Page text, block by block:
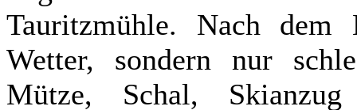
Tauritzmühle. Nach
Wetter, sondern nur
Mütze, Schal,